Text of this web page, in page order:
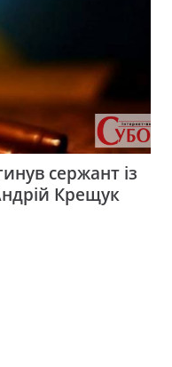
сержант із
Крещук